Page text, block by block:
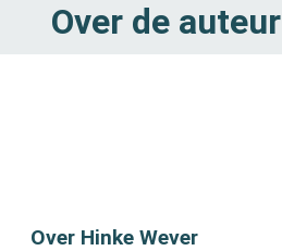
Over de auteur
Over Hinke Wever